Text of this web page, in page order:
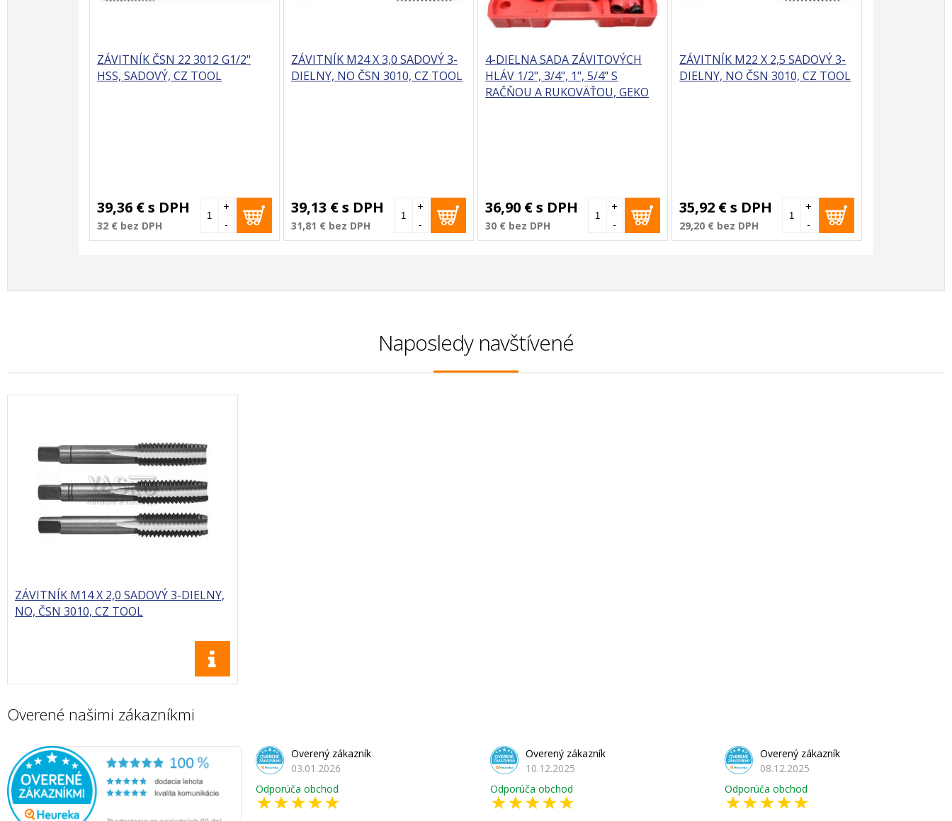
ZÁVITNÍK ČSN 22 3012 G1/2"
HSS, SADOVÝ, CZ TOOL
39,36 €s DPH
32 € bez DPH -
+
ZÁVITNÍK M24 X 3,0 SADOVÝ 3-
DIELNY, NO ČSN 3010, CZ TOOL
39,13 €s DPH
31,81 € bez DPH -
+
4-DIELNA SADA ZÁVITOVÝCH
HLÁV 1/2", 3/4", 1", 5/4" S
RAČŇOU A RUKOVÄŤOU, GEKO
36,90 €s DPH
30 € bez DPH -
+
ZÁVITNÍK M22 X 2,5 SADOVÝ 3-
DIELNY, NO ČSN 3010, CZ TOOL
35,92 €s DPH
29,20 € bez DPH -
+
Naposledy navštívené
ZÁVITNÍK M14 X 2,0 SADOVÝ 3-DIELNY,
NO, ČSN 3010, CZ TOOL
Overené našimi zákazníkmi
Overený zákazník
03.01.2026
Odporúča obchod
Overený zákazník
10.12.2025
Odporúča obchod
Overený zákazník
08.12.2025
Odporúča obchod